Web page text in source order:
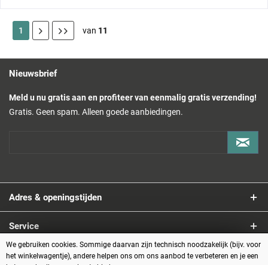
1 van 11
Nieuwsbrief
Meld u nu gratis aan en profiteer van eenmalig gratis verzending!
Gratis. Geen spam. Alleen goede aanbiedingen.
Adres & openingstijden
Service
Informatie
We gebruiken cookies. Sommige daarvan zijn technisch noodzakelijk (bijv. voor
het winkelwagentje), andere helpen ons om ons aanbod te verbeteren en je een